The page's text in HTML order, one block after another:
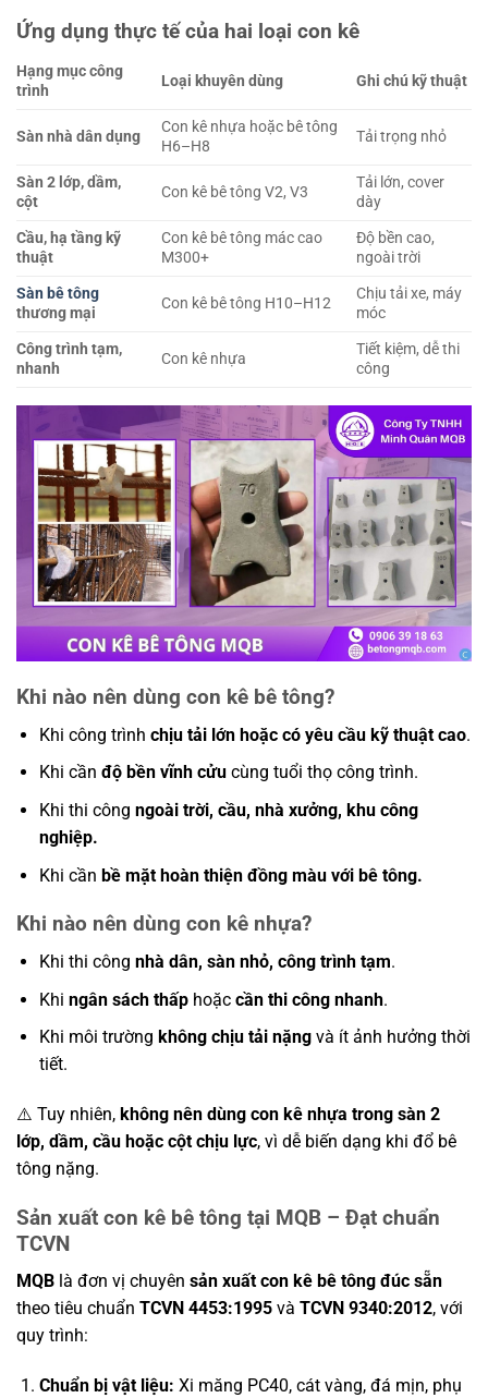
Ứng dụng thực tế của hai loại con kê
Hạng mục công
trình
Loại khuyên dùng Ghi chú kỹ thuật
Sàn nhà dân dụng
Con kê nhựa hoặc bê tông
H6–H8
Tải trọng nhỏ
Sàn 2 lớp, dầm,
cột
Con kê bê tông V2, V3
Tải lớn, cover
dày
Cầu, hạ tầng kỹ
thuật
Con kê bê tông mác cao
M300+
Độ bền cao,
ngoài trời
Sàn bê tông
thương mại
Con kê bê tông H10–H12
Chịu tải xe, máy
móc
Công trình tạm,
nhanh
Con kê nhựa
Tiết kiệm, dễ thi
công
Khi nào nên dùng con kê bê tông?
Khi công trình chịu tải lớn hoặc có yêu cầu kỹ thuật cao.
Khi cần độ bền vĩnh cửucùng tuổi thọ công trình.
Khi thi công ngoài trời, cầu, nhà xưởng, khu công
nghiệp.
Khi cần bề mặt hoàn thiện đồng màu với bê tông.
Khi nào nên dùng con kê nhựa?
Khi thi công nhà dân, sàn nhỏ, công trình tạm.
Khi ngân sách thấphoặc cần thi công nhanh.
Khi môi trường không chịu tải nặngvà ít ảnh hưởng thời
tiết.
⚠️ Tuy nhiên, không nên dùng con kê nhựa trong sàn 2
lớp, dầm, cầu hoặc cột chịu lực, vì dễ biến dạng khi đổ bê
tông nặng.
Sản xuất con kê bê tông tại MQB – Đạt chuẩn
TCVN
MQB là đơn vị chuyên sản xuất con kê bê tông đúc sẵn
theo tiêu chuẩn TCVN 4453:1995 và TCVN 9340:2012, với
quy trình:
Chuẩn bị vật liệu: Xi măng PC40, cát vàng, đá mịn, phụ